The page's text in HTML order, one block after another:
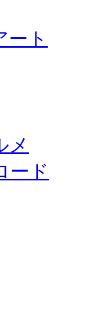
ート
メ
ード